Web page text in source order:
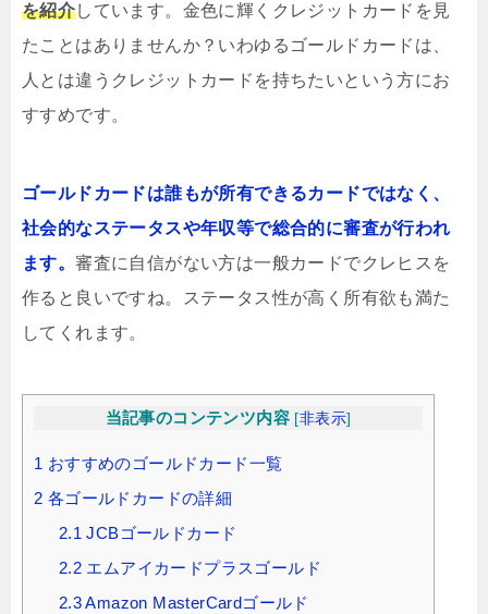
を紹介しています。金色に輝くクレジットカードを見
たことはありませんか？いわゆるゴールドカードは、
人とは違うクレジットカードを持ちたいという方にお
すすめです。
ゴールドカードは誰もが所有できるカードではなく、
社会的なステータスや年収等で総合的に審査が行われ
ます。審査に自信がない方は一般カードでクレヒスを
作ると良いですね。ステータス性が高く所有欲も満た
してくれます。
当記事のコンテンツ内容 [非表示]
1 おすすめのゴールドカード一覧
2 各ゴールドカードの詳細
2.1 JCBゴールドカード
2.2 エムアイカードプラスゴールド
2.3Amazon MasterCardゴールド